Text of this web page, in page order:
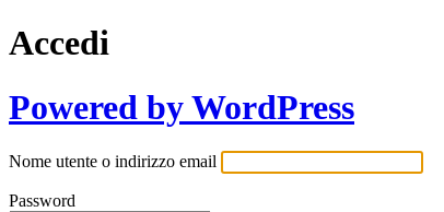
Accedi
Powered by WordPress
Nome utente o indirizzo email
Password